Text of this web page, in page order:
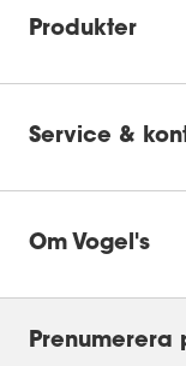
Produkter
Service &
Om Vogel's
Prenumerera